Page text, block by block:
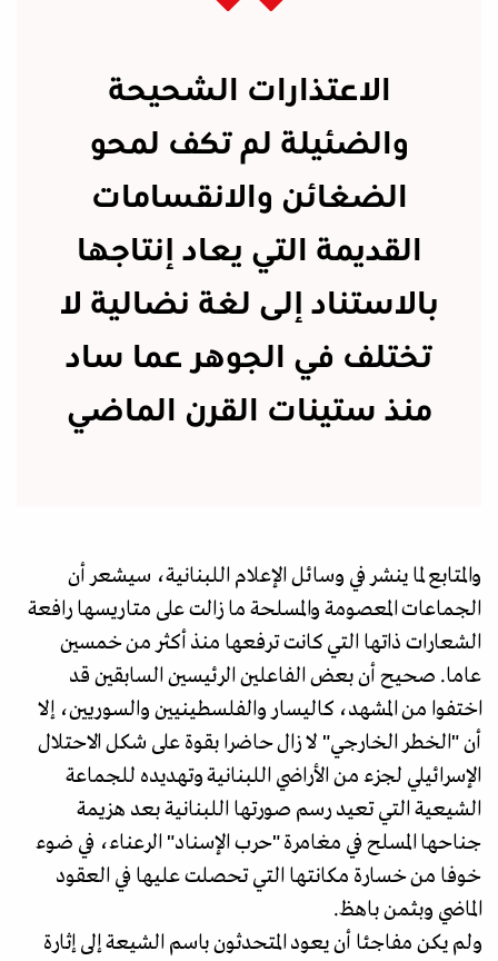
الاعتذارات الشحيحة
والضئيلة لم تكف لمحو
الضغائن والانقسامات
القديمة التي يعاد إنتاجها
بالاستناد إلى لغة نضالية لا
تختلف في الجوهر عما ساد
منذ ستينات القرن الماضي
والمتابع لما ينشر في وسائل الإعلام اللبنانية، سيشعر أن
الجماعات المعصومة والمسلحة ما زالت على متاريسها رافعة
الشعارات ذاتها التي كانت ترفعها منذ أكثر من خمسين
عاما. صحيح أن بعض الفاعلين الرئيسين السابقين قد
اختفوا من المشهد، كاليسار والفلسطينيين والسوريين، إلا
أن "الخطر الخارجي" لا زال حاضرا بقوة على شكل الاحتلال
الإسرائيلي لجزء من الأراضي اللبنانية وتهديده للجماعة
الشيعية التي تعيد رسم صورتها اللبنانية بعد هزيمة
جناحها المسلح في مغامرة "حرب الإسناد" الرعناء، في ضوء
خوفا من خسارة مكانتها التي تحصلت عليها في العقود
الماضي وبثمن باهظ.
ولم يكن مفاجئا أن يعود المتحدثون باسم الشيعة إلى إثارة